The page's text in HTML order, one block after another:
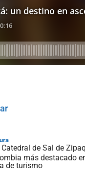
Catedral de Sal de
más destacado
de turismo